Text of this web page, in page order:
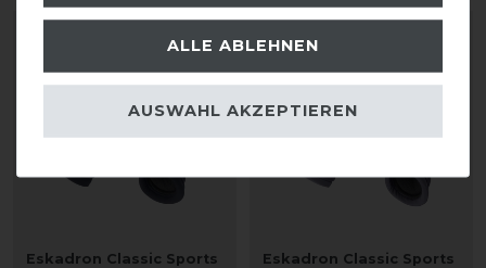
Eskadron Classic Sports
-20%
Eskadron Classic Sports
ALLE ABLEHNEN
AUSWAHL AKZEPTIEREN